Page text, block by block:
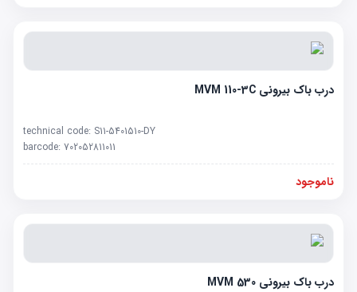
درب باک بیرونی MVM 110-3C
technical code: S11-5401510-DY
barcode: 702052811011
ناموجود
درب باک بیرونی MVM 530